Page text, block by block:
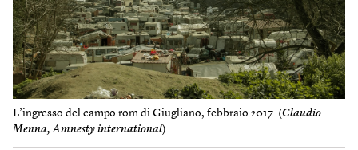
L’ingresso del campo rom di Giugliano, febbraio 2017. (Claudio
Menna, Amnesty international)